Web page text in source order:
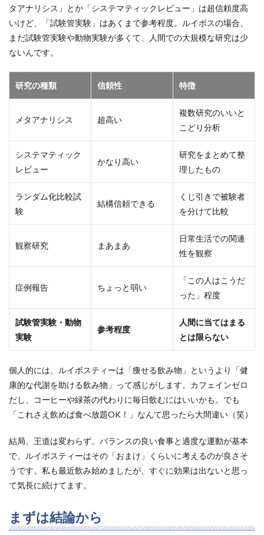
タアナリシス」とか「システマティックレビュー」は超信頼度高
いけど、「試験管実験」はあくまで参考程度。ルイボスの場合、
まだ試験管実験や動物実験が多くて、人間での大規模な研究は少
ないんです。
研究の種類 信頼性 特徴
メタアナリシス 超高い
複数研究のいいと
こどり分析
システマティック
レビュー
かなり高い
研究をまとめて整
理したもの
ランダム化比較試
験
結構信頼できる
くじ引きで被験者
を分けて比較
観察研究 まあまあ
日常生活での関連
性を観察
症例報告 ちょっと弱い
「この人はこうだ
った」程度
試験管実験・動物
実験
参考程度
人間に当てはまる
とは限らない
個人的には、ルイボスティーは「痩せる飲み物」というより「健
康的な代謝を助ける飲み物」って感じがします。カフェインゼロ
だし、コーヒーや緑茶の代わりに毎日飲むにはいいかも。でも
「これさえ飲めば食べ放題OK！」なんて思ったら大間違い（笑）
結局、王道は変わらず。バランスの良い食事と適度な運動が基本
で、ルイボスティーはその「おまけ」くらいに考えるのが良さそ
うです。私も最近飲み始めましたが、すぐに効果は出ないと思っ
て気長に続けてます。
まずは結論から